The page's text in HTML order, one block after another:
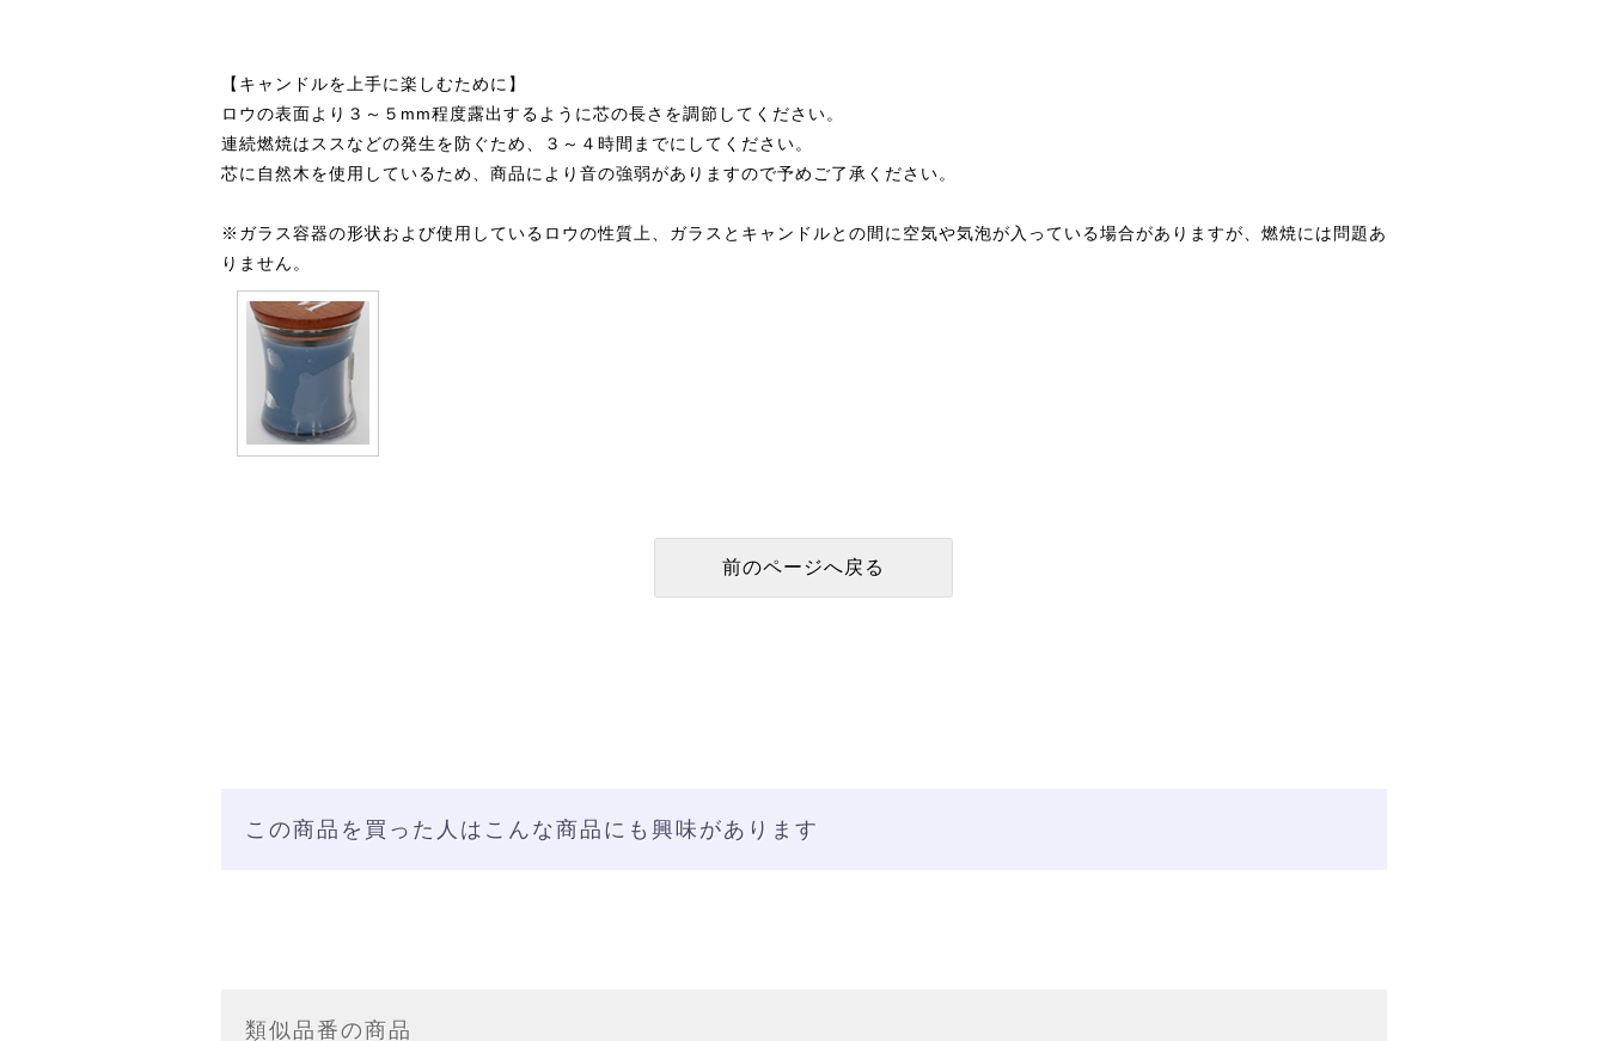
【キャンドルを上手に楽しむために】
ロウの表面より３～５mm程度露出するように芯の長さを調節してください。
連続燃焼はススなどの発生を防ぐため、３～４時間までにしてください。
芯に自然木を使用しているため、商品により音の強弱がありますので予めご了承ください。
※ガラス容器の形状および使用しているロウの性質上、ガラスとキャンドルとの間に空気や気泡が入っている場合がありますが、燃焼には問題あ
りません。
この商品を買った人はこんな商品にも興味があります
類似品番の商品